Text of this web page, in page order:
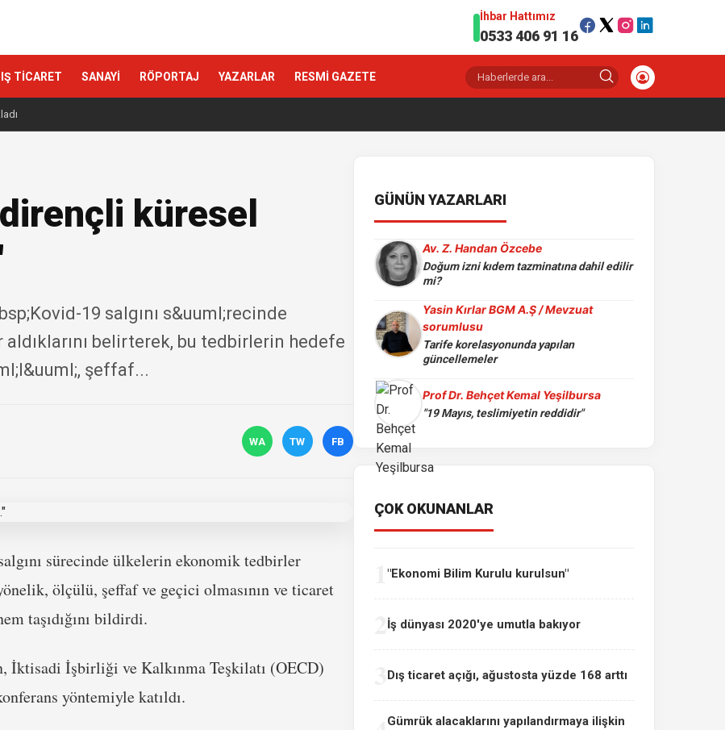
İhbar Hattımız
0533 406 91 16
TİCARET SANAYİ RÖPORTAJ YAZARLAR RESMİ GAZETE
küresel
19 salgını s&uuml;recinde
belirterek, bu tedbirlerin hedefe
şeffaf...
WA TW FB
sürecinde ülkelerin ekonomik tedbirler
ölçülü, şeffaf ve geçici olmasının ve ticaret
taşıdığını bildirdi.
İktisadi İşbirliği ve Kalkınma Teşkilatı (OECD)
yöntemiyle katıldı.
GÜNÜN YAZARLARI
Av. Z. Handan Özcebe
Doğum izni kıdem tazminatına dahil edilir
mi?
Yasin Kırlar BGM A.Ş / Mevzuat
sorumlusu
Tarife korelasyonunda yapılan
güncellemeler
Prof Dr. Behçet Kemal Yeşilbursa
"19 Mayıs, teslimiyetin reddidir"
ÇOK OKUNANLAR
"Ekonomi Bilim Kurulu kurulsun"
İş dünyası 2020'ye umutla bakıyor
Dış ticaret açığı, ağustosta yüzde 168 arttı
Gümrük alacaklarını yapılandırmaya ilişkin